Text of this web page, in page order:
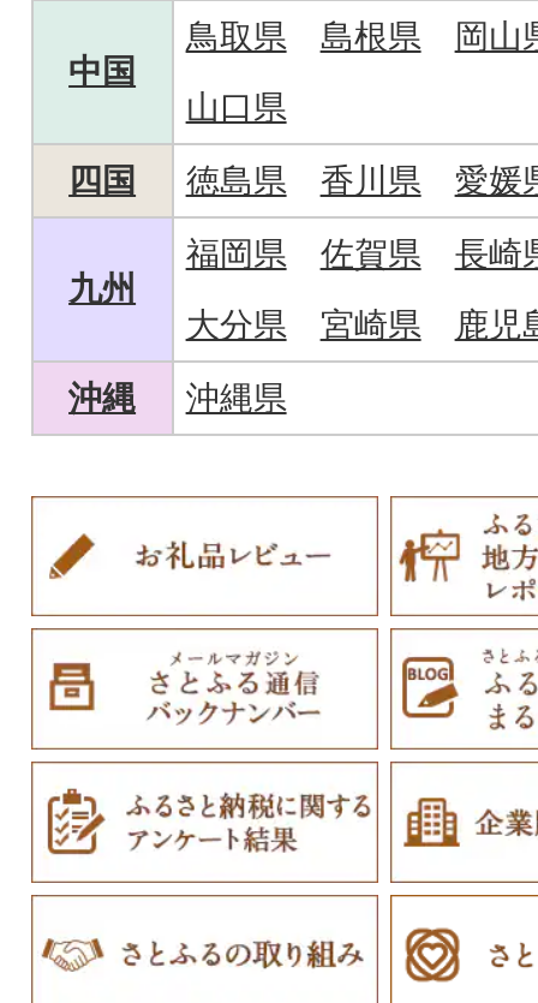
中国
鳥取県 島根県
岡山
山口県
四国
徳島県 香川県 愛媛
九州
福岡県 佐賀県
長崎
大分県
宮崎県
鹿児
沖縄
沖縄県